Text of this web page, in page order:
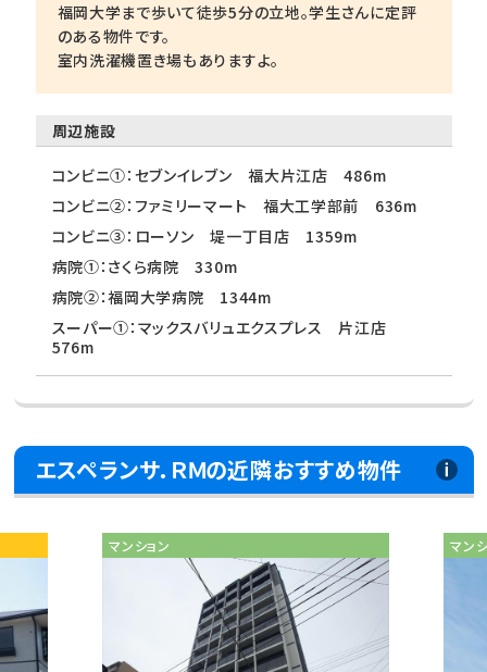
福岡大学まで歩いて徒歩5分の立地。学生さんに定評
のある物件です。
室内洗濯機置き場もありますよ。
周辺施設
コンビニ①：セブンイレブン 福大片江店 486m
コンビニ②：ファミリーマート 福大工学部前 636m
コンビニ③：ローソン 堤一丁目店 1359m
病院①：さくら病院 330m
病院②：福岡大学病院 1344m
スーパー①：マックスバリュエクスプレス 片江店
576m
エスペランサ．ＲＭの近隣おすすめ物件
マンション マン